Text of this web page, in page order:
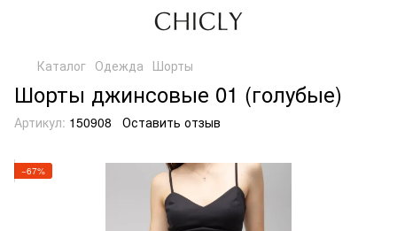
Каталог Одежда Шорты
Шорты джинсовые 01 (голубые)
Артикул: 150908 Оставить отзыв
−67%